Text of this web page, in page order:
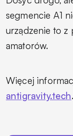
segmencie A1
urządzenie to z
amatorów.
Więcej
antigravity.tech.